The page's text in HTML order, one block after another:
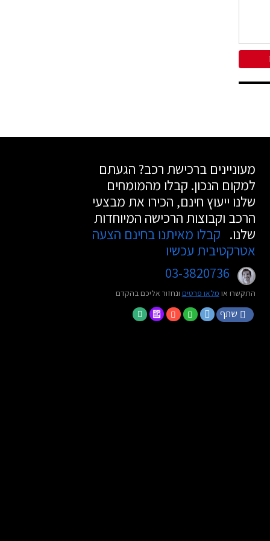
מעוניינים ברכישת רכב? הגעתם
למקום הנכון. קבלו מהמומחים
שלנו ייעוץ חינם, הכירו את מבצעי
הרכב וקבוצות הרכישה המיוחדות
שלנו. קבלו מאיתנו בחינם הצעה
אטרקטיבית עכשיו
03-3820736
התקשרו או מלאו פרטים ונחזור אליכם בהקדם
שתף